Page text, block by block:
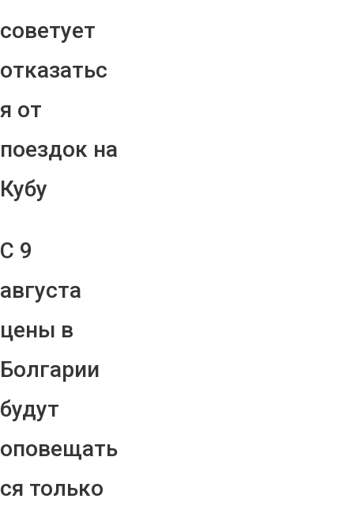
советует
отказатьс
я от
поездок на
Кубу
С 9
августа
цены в
Болгарии
будут
оповещать
ся только